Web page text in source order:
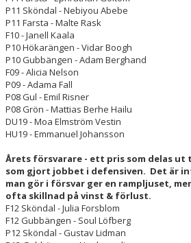
P11 Sköndal - Nebiyou Abebe
P11 Farsta - Malte Rask
F10 - Janell Kaala
P10 Hökarängen - Vidar Boogh
P10 Gubbängen - Adam Berghand
F09 - Alicia Nelson
P09 - Adama Fall
P08 Gul - Emil Risner
P08 Grön - Mattias Berhe Hailu
DU19 - Moa Elmström Vestin
HU19 - Emmanuel Johansson
Årets försvarare - ett pris som delas ut
som gjort jobbet i defensiven. Det är
man gör i försvar ger en rampljuset,
ofta skillnad på vinst & förlust.
F12 Sköndal - Julia Forsblom
F12 Gubbängen - Soul Löfberg
P12 Sköndal - Gustav Lidman